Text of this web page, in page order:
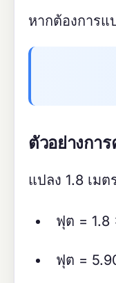
หากต้องการแ
ตัวอย่างกา
แปลง 1.8 เม
ฟุต = 1.8
ฟุต =